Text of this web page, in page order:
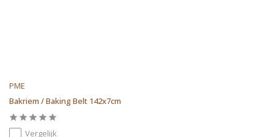
PME
Bakriem / Baking Belt 142x7cm
Vergelijk